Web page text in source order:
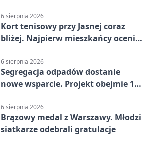
6 sierpnia 2026
Kort tenisowy przy Jasnej coraz
bliżej. Najpierw mieszkańcy ocenią
6 sierpnia 2026
Segregacja odpadów dostanie
nowe wsparcie. Projekt obejmie 15
6 sierpnia 2026
Brązowy medal z Warszawy. Młodzi
siatkarze odebrali gratulacje